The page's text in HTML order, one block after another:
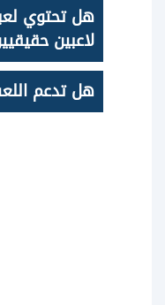
هل تحتوي
لاعبين
هل تدعم